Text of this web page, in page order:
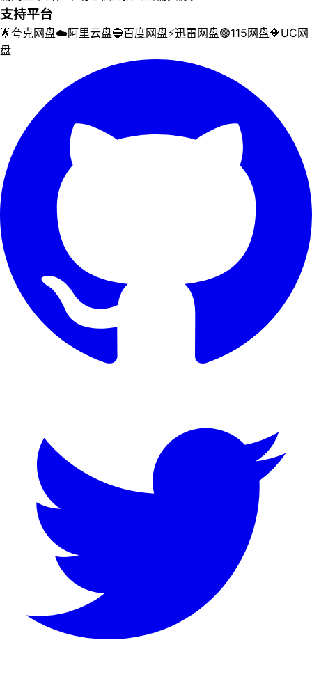
支持平台
🌟夸克网盘☁️阿里云盘🔵百度网盘⚡迅雷网盘🟢115网盘🔶UC网
盘